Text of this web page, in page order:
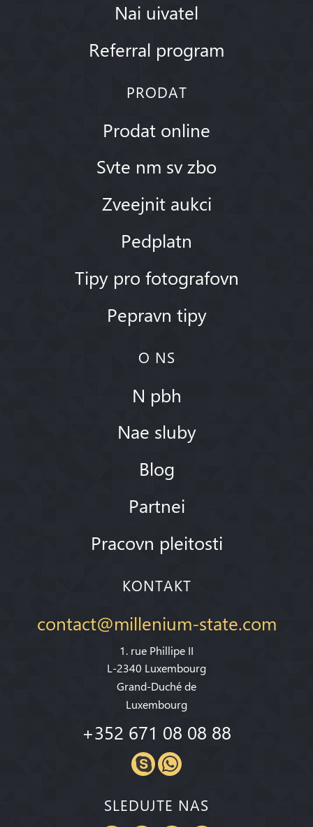
Nai uivatel
Referral program
PRODAT
Prodat online
Svte nm sv zbo
Zveejnit aukci
Pedplatn
Tipy pro fotografovn
Pepravn tipy
O NS
N pbh
Nae sluby
Blog
Partnei
Pracovn pleitosti
KONTAKT
contact@millenium-state.com
1. rue Phillipe II
L-2340 Luxembourg
Grand-Duché de
Luxembourg
+352 671 08 08 88
SLEDUJTE NAS